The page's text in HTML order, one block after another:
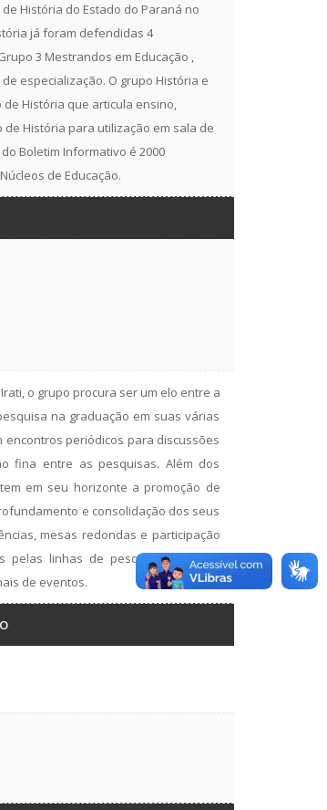
História do Estado do Paraná no
já foram defendidas 4
3 Mestrandos em Educação ,
especialização. O grupo História e
História que articula ensino,
História para utilização em sala de
Boletim Informativo é 2000
de Educação.
o grupo procura ser um elo entre a
na graduação em suas várias
encontros periódicos para discussões
fina entre as pesquisas. Além dos
em seu horizonte a promoção de
e consolidação dos seus
mesas redondas e participação
pelas linhas de pesquisa. De igual
de eventos.